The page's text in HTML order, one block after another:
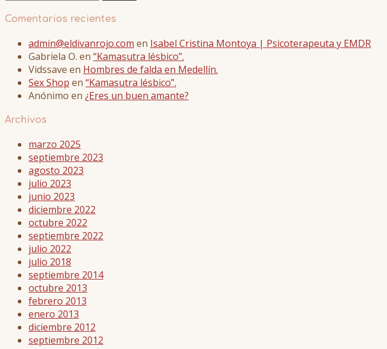
Comentarios recientes
admin@eldivanrojo.com en Isabel Cristina Montoya | Psicoterapeuta y EMDR
Gabriela O. en “Kamasutra lésbico”.
Vidssave en Hombres de falda en Medellín.
Sex Shop en “Kamasutra lésbico”.
Anónimo en ¿Eres un buen amante?
Archivos
marzo 2025
septiembre 2023
agosto 2023
julio 2023
junio 2023
diciembre 2022
octubre 2022
septiembre 2022
julio 2022
julio 2018
septiembre 2014
octubre 2013
febrero 2013
enero 2013
diciembre 2012
septiembre 2012